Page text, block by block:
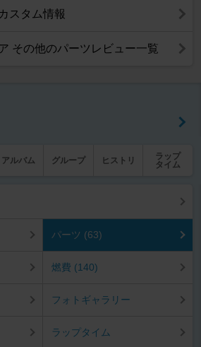
スタム情報
その他のパーツレビュー一覧
アルバム グループ ヒストリ
ラップ
タイム
パーツ (63)
燃費 (140)
フォトギャラリー
ラップタイム